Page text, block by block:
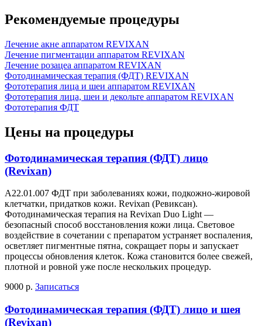
Рекомендуемые процедуры
Лечение акне аппаратом REVIXAN
Лечение пигментации аппаратом REVIXAN
Лечение розацеа аппаратом REVIXAN
Фотодинамическая терапия (ФДТ) REVIXAN
Фототерапия лица и шеи аппаратом REVIXAN
Фототерапия лица, шеи и декольте аппаратом REVIXAN
Фототерапия ФДТ
Цены на процедуры
Фотодинамическая терапия (ФДТ) лицо
(Revixan)
А22.01.007 ФДТ при заболеваниях кожи, подкожно-жировой
клетчатки, придатков кожи. Revixan (Ревиксан).
Фотодинамическая терапия на Revixan Duo Light —
безопасный способ восстановления кожи лица. Световое
воздействие в сочетании с препаратом устраняет воспаления,
осветляет пигментные пятна, сокращает поры и запускает
процессы обновления клеток. Кожа становится более свежей,
плотной и ровной уже после нескольких процедур.
9000 р. Записаться
Фотодинамическая терапия (ФДТ) лицо и шея
(Revixan)